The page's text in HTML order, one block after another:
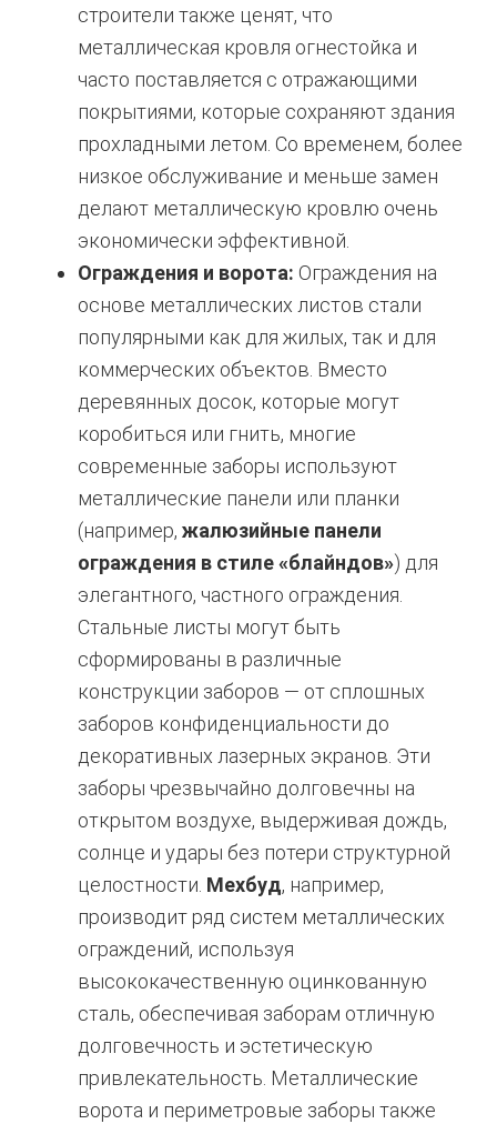
строители также ценят, что
металлическая кровля огнестойка и
часто поставляется с отражающими
покрытиями, которые сохраняют здания
прохладными летом. Со временем, более
низкое обслуживание и меньше замен
делают металлическую кровлю очень
экономически эффективной.
Ограждения и ворота: Ограждения на
основе металлических листов стали
популярными как для жилых, так и для
коммерческих объектов. Вместо
деревянных досок, которые могут
коробиться или гнить, многие
современные заборы используют
металлические панели или планки
(например, жалюзийные панели
ограждения в стиле «блайндов») для
элегантного, частного ограждения.
Стальные листы могут быть
сформированы в различные
конструкции заборов — от сплошных
заборов конфиденциальности до
декоративных лазерных экранов. Эти
заборы чрезвычайно долговечны на
открытом воздухе, выдерживая дождь,
солнце и удары без потери структурной
целостности. Мехбуд, например,
производит ряд систем металлических
ограждений, используя
высококачественную оцинкованную
сталь, обеспечивая заборам отличную
долговечность и эстетическую
привлекательность. Металлические
ворота и периметровые заборы также